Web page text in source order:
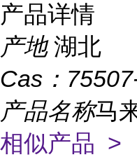
产品详情
产地 湖北
Cas：
产品名称马
相似产品 >